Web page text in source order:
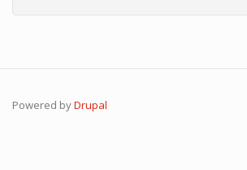
Powered byDrupal